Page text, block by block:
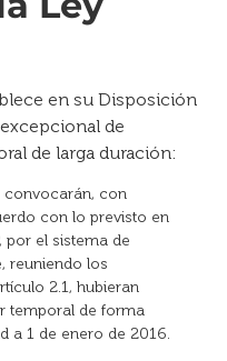
en su Disposición
de
de larga duración:
convocarán, con
con lo previsto en
por el sistema de
reuniendo los
2.1, hubieran
temporal de forma
a 1 de enero de 2016.